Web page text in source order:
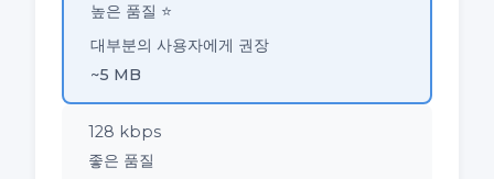
높은 품질 ⭐
대부분의 사용자에게 권장
~5 MB
128 kbps
좋은 품질